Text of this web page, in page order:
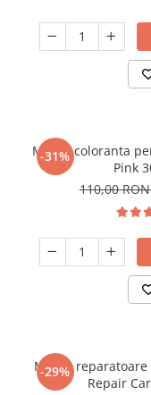
-31%
Masca coloranta
Pink
110,00
-29%
Masca
Repair